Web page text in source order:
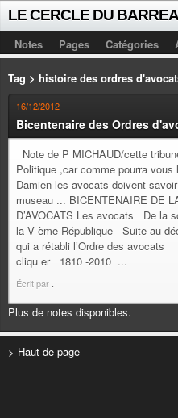
LE CERCLE DU
Notes Pages Catégories
Tag > histoire des ordres
16/12/2012
Bicentenaire des Ordres
Note de P MICHAUD/cette
Politique ,car comme pourra
Damien les avocats doivent
museau ... BICENTENAIRE DE
D’AVOCATS Les avocats De la
la V ème République Suite au
qui a rétabli l’Ordre des avocats
cliqu er 1810 -2010 ...
Écrit par
Plus de notes disponibles.
> Haut de page